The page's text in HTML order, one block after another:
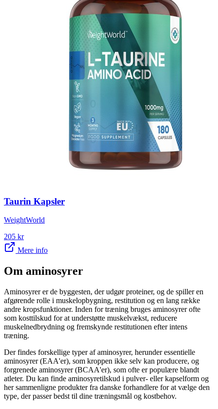
Taurin Kapsler
WeightWorld
205 kr
Mere info
Om aminosyrer
Aminosyrer er de byggesten, der udgør proteiner, og de spiller en
afgørende rolle i muskelopbygning, restitution og en lang række
andre kropsfunktioner. Inden for træning bruges aminosyrer ofte
som kosttilskud for at understøtte muskelvækst, reducere
muskelnedbrydning og fremskynde restitutionen efter intens
træning.
Der findes forskellige typer af aminosyrer, herunder essentielle
aminosyrer (EAA'er), som kroppen ikke selv kan producere, og
forgrenede aminosyrer (BCAA'er), som ofte er populære blandt
atleter. Du kan finde aminosyretilskud i pulver- eller kapselform og
her sammenligne produkter fra danske forhandlere for at vælge den
type, der passer bedst til dine træningsmål og kostbehov.